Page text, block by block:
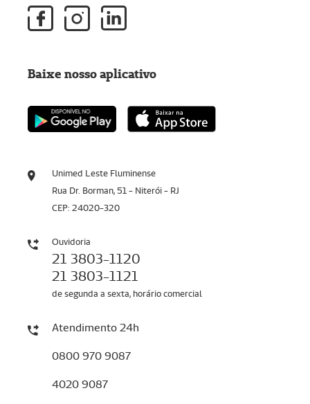
Unimed Leste Fluminense
Rua Dr. Borman, 51 - Niterói - RJ
CEP: 24020-320
Ouvidoria
21 3803-1120
21 3803-1121
de segunda a sexta, horário comercial
Atendimento 24h
0800 970 9087
4020 9087
Baixe nosso aplicativo